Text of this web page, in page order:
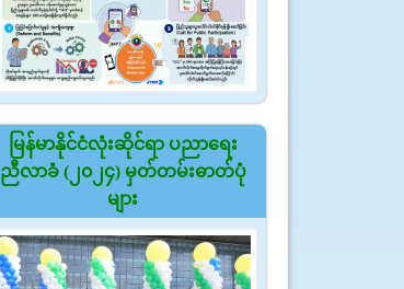
မြန်မာနိုင်ငံလုံးဆိုင်ရာ ပညာရေး
ညီလာခံ (၂၀၂၄) မှတ်တမ်းဓာတ်ပုံ
များ